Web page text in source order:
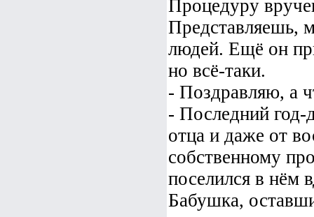
Процедуру
Представляешь,
людей. Ещё он
но всё-таки.
- Поздравляю, а
- Последний год-
отца и даже от
собственному
поселился в нём
Бабушка,